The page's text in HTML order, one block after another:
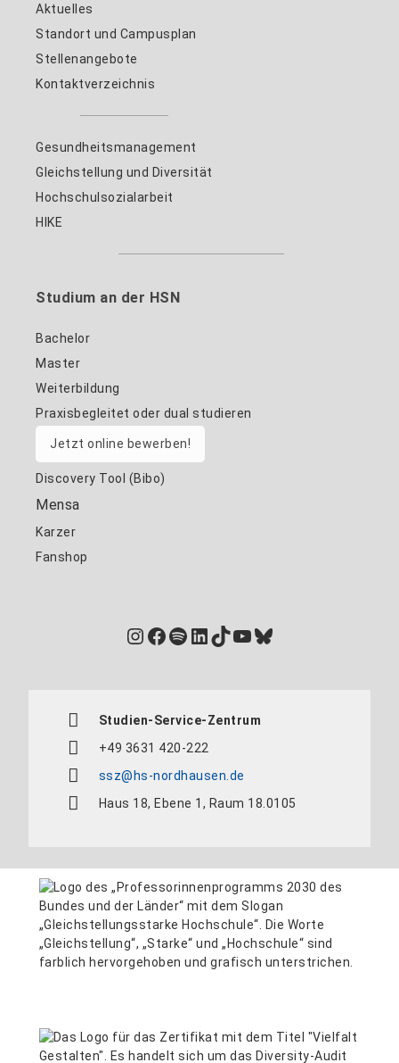
Aktuelles
Standort und Campusplan
Stellenangebote
Kontaktverzeichnis
Gesundheitsmanagement
Gleichstellung und Diversität
Hochschulsozialarbeit
HIKE
Studium an der HSN
Bachelor
Master
Weiterbildung
Praxisbegleitet oder dual studieren
Jetzt online bewerben!
Discovery Tool (Bibo)
Mensa
Karzer
Fanshop
Instagram
Facebook
Spotify
LinkedIn
TikTok
YouTube
Bluesky
Studien-Service-Zentrum
+49 3631 420-222
ssz@hs-nordhausen.de
Haus 18, Ebene 1, Raum 18.0105